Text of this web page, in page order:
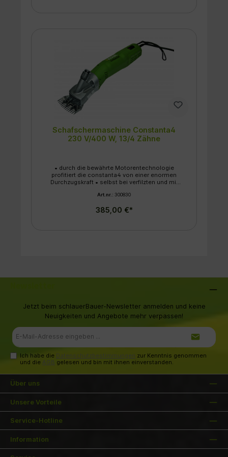
Schafschermaschine Constanta4
230 V/400 W, 13/4 Zähne
• durch die bewährte Motorentechnologie
profitiert die constanta4 von einer enormen
Durchzugskraft • selbst bei verfilzten und mit
constanta4 nicht „in die Knie“ • ohne
dickste Schafwolle • spezielles
Art.nr.: 300830
385,00 €*
Jetzt beim schlauerBauer-Newsletter anmelden und keine
Neuigkeiten und Angebote mehr verpassen!
Mail-
Ich habe die Datenschutzbestimmungen zur Kenntnis genommen
und die AGB gelesen und bin mit ihnen einverstanden.
Über uns
Unsere Vorteile
Service-Hotline
Information